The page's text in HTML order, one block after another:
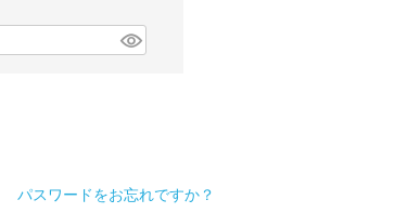
パスワードをお忘れですか？